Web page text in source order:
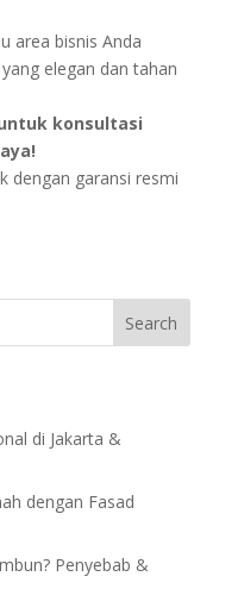
area bisnis Anda
elegan dan tahan
konsultasi
dengan garansi resmi
Search
di Jakarta &
dengan Fasad
Penyebab &